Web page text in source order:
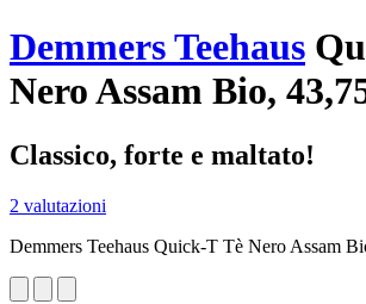
Demmers Teehaus
Nero Assam Bio,
Classico, forte e maltato!
2 valutazioni
Demmers Teehaus Quick-T Tè Nero Assam